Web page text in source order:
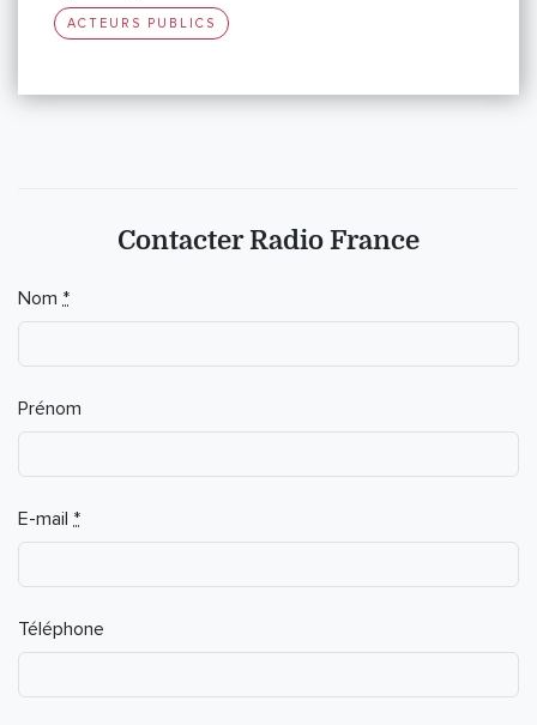
ACTEURS PUBLICS
Contacter Radio France
Nom *
Prénom
E-mail *
Téléphone